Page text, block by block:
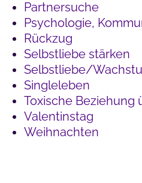
Partnersuche
Psychologie,
Rückzug
Selbstliebe stärken
Selbstliebe/
Singleleben
Toxische Beziehung
Valentinstag
Weihnachten